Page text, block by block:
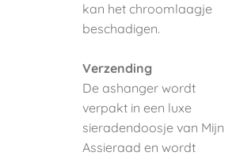
kan het chroomlaagje
beschadigen.
Verzending
De ashanger wordt
verpakt in een luxe
sieradendoosje van Mijn
Assieraad en wordt